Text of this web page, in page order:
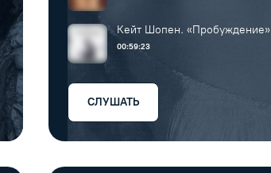
Кейт Шопен. «Пробуждение»
00:59:23
СЛУШАТЬ